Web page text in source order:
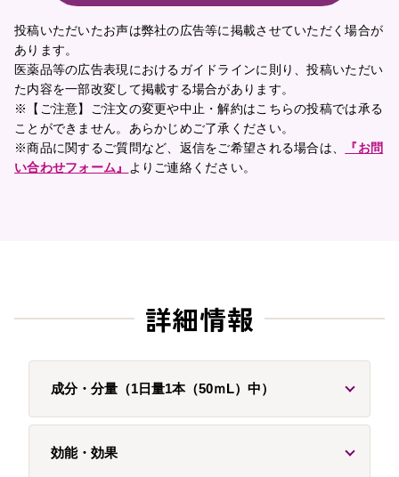
投稿いただいたお声は弊社の広告等に掲載させていただく場合が
あります。
医薬品等の広告表現におけるガイドラインに則り、投稿いただい
た内容を一部改変して掲載する場合があります。
※【ご注意】ご注文の変更や中止・解約はこちらの投稿では承る
ことができません。あらかじめご了承ください。
※商品に関するご質問など、返信をご希望される場合は、
『お問
い合わせフォーム』 よりご連絡ください。
詳細情報
成分・分量（1日量1本（50ｍL）中）
効能・効果